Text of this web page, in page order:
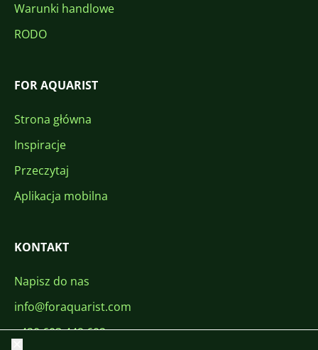
Warunki handlowe
RODO
FOR AQUARIST
Strona główna
Inspiracje
Przeczytaj
Aplikacja mobilna
KONTAKT
Napisz do nas
info@foraquarist.com
+420 603 449 602